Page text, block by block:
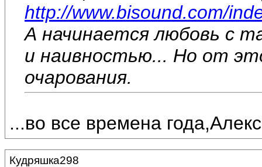
http://www.bisound.com/
А начинается любовь с
и наивностью... Но от
очарования.
...во все времена
Кудряшка298